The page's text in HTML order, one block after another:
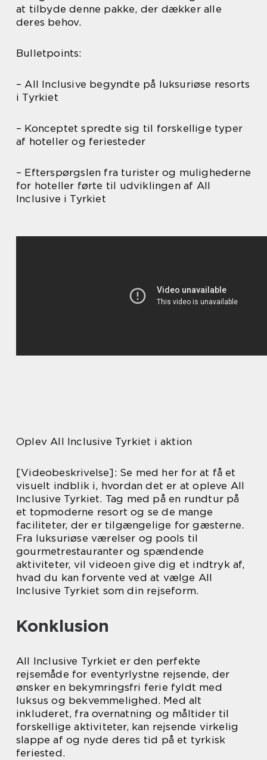
at tilbyde denne pakke, der dækker alle
deres behov.
Bulletpoints:
– All Inclusive begyndte på luksuriøse resorts
i Tyrkiet
– Konceptet spredte sig til forskellige typer
af hoteller og feriesteder
– Efterspørgslen fra turister og mulighederne
for hoteller førte til udviklingen af All
Inclusive i Tyrkiet
Oplev All Inclusive Tyrkiet i aktion
[Videobeskrivelse]: Se med her for at få et
visuelt indblik i, hvordan det er at opleve All
Inclusive Tyrkiet. Tag med på en rundtur på
et topmoderne resort og se de mange
faciliteter, der er tilgængelige for gæsterne.
Fra luksuriøse værelser og pools til
gourmetrestauranter og spændende
aktiviteter, vil videoen give dig et indtryk af,
hvad du kan forvente ved at vælge All
Inclusive Tyrkiet som din rejseform.
Konklusion
All Inclusive Tyrkiet er den perfekte
rejsemåde for eventyrlystne rejsende, der
ønsker en bekymringsfri ferie fyldt med
luksus og bekvemmelighed. Med alt
inkluderet, fra overnatning og måltider til
forskellige aktiviteter, kan rejsende virkelig
slappe af og nyde deres tid på et tyrkisk
feriested.